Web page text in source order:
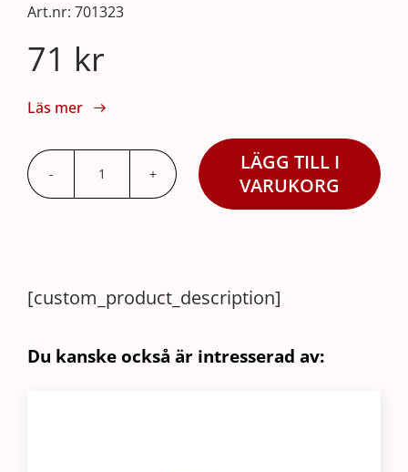
Art.nr: 701323
71 kr
Läs mer
Plåster
250
LÄGG TILL I
VARUKORG
[custom_product_description]
Du kanske också är intresserad av: